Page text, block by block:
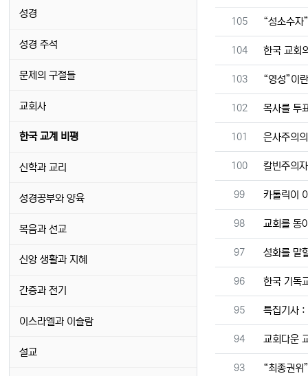
번호
105 “성소수자
번호
104 한국 교회
번호
103 “영성”이
번호
102 목사를 투
번호
101 은사주의
번호
100 칼빈주의
번호
99 카톨릭이
번호
98 교회를 동
번호
97 성화를 말
번호
96 한국 기독
번호
95 특집기사
번호
94 교회다운
번호
93 “최종권위
성경
성경 주석
문제의 구절들
교회사
한국 교계 비평
신학과 교리
성경공부와 양육
복음과 선교
신앙 생활과 지혜
간증과 전기
이스라엘과 이슬람
설교